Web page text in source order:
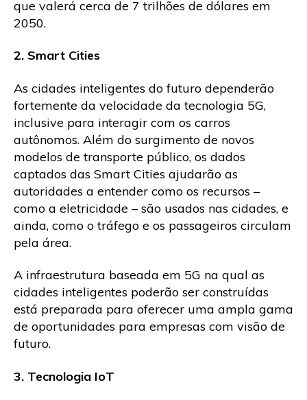
que valerá cerca de 7 trilhões de dólares em
2050.
2. Smart Cities
As cidades inteligentes do futuro dependerão
fortemente da velocidade da tecnologia 5G,
inclusive para interagir com os carros
autônomos. Além do surgimento de novos
modelos de transporte público, os dados
captados das Smart Cities ajudarão as
autoridades a entender como os recursos –
como a eletricidade – são usados nas cidades, e
ainda, como o tráfego e os passageiros circulam
pela área.
A infraestrutura baseada em 5G na qual as
cidades inteligentes poderão ser construídas
está preparada para oferecer uma ampla gama
de oportunidades para empresas com visão de
futuro.
3. Tecnologia IoT